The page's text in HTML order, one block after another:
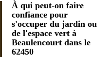
À qui peut-on faire
confiance pour
s'occuper du jardin ou
de l'espace vert à
Beaulencourt dans le
62450